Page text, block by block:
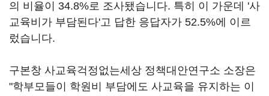
의 비율이 34.8%로 조사됐습니다. 특히 이 가운데 '사
교육비가 부담된다'고 답한 응답자가 52.5%에 이르
렀습니다.
구본창 사교육걱정없는세상 정책대안연구소 소장은
"학부모들이 학원비 부담에도 사교육을 유지하는 이